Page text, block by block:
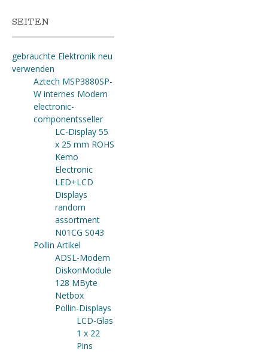
SEITEN
gebrauchte Elektronik neu
verwenden
Aztech MSP3880SP-
W internes Modem
electronic-
componentsseller
LC-Display 55
x 25 mm ROHS
Kemo
Electronic
LED+LCD
Displays
random
assortment
N01CG S043
Pollin Artikel
ADSL-Modem
DiskonModule
128 MByte
Netbox
Pollin-Displays
LCD-Glas
1 x 22
Pins